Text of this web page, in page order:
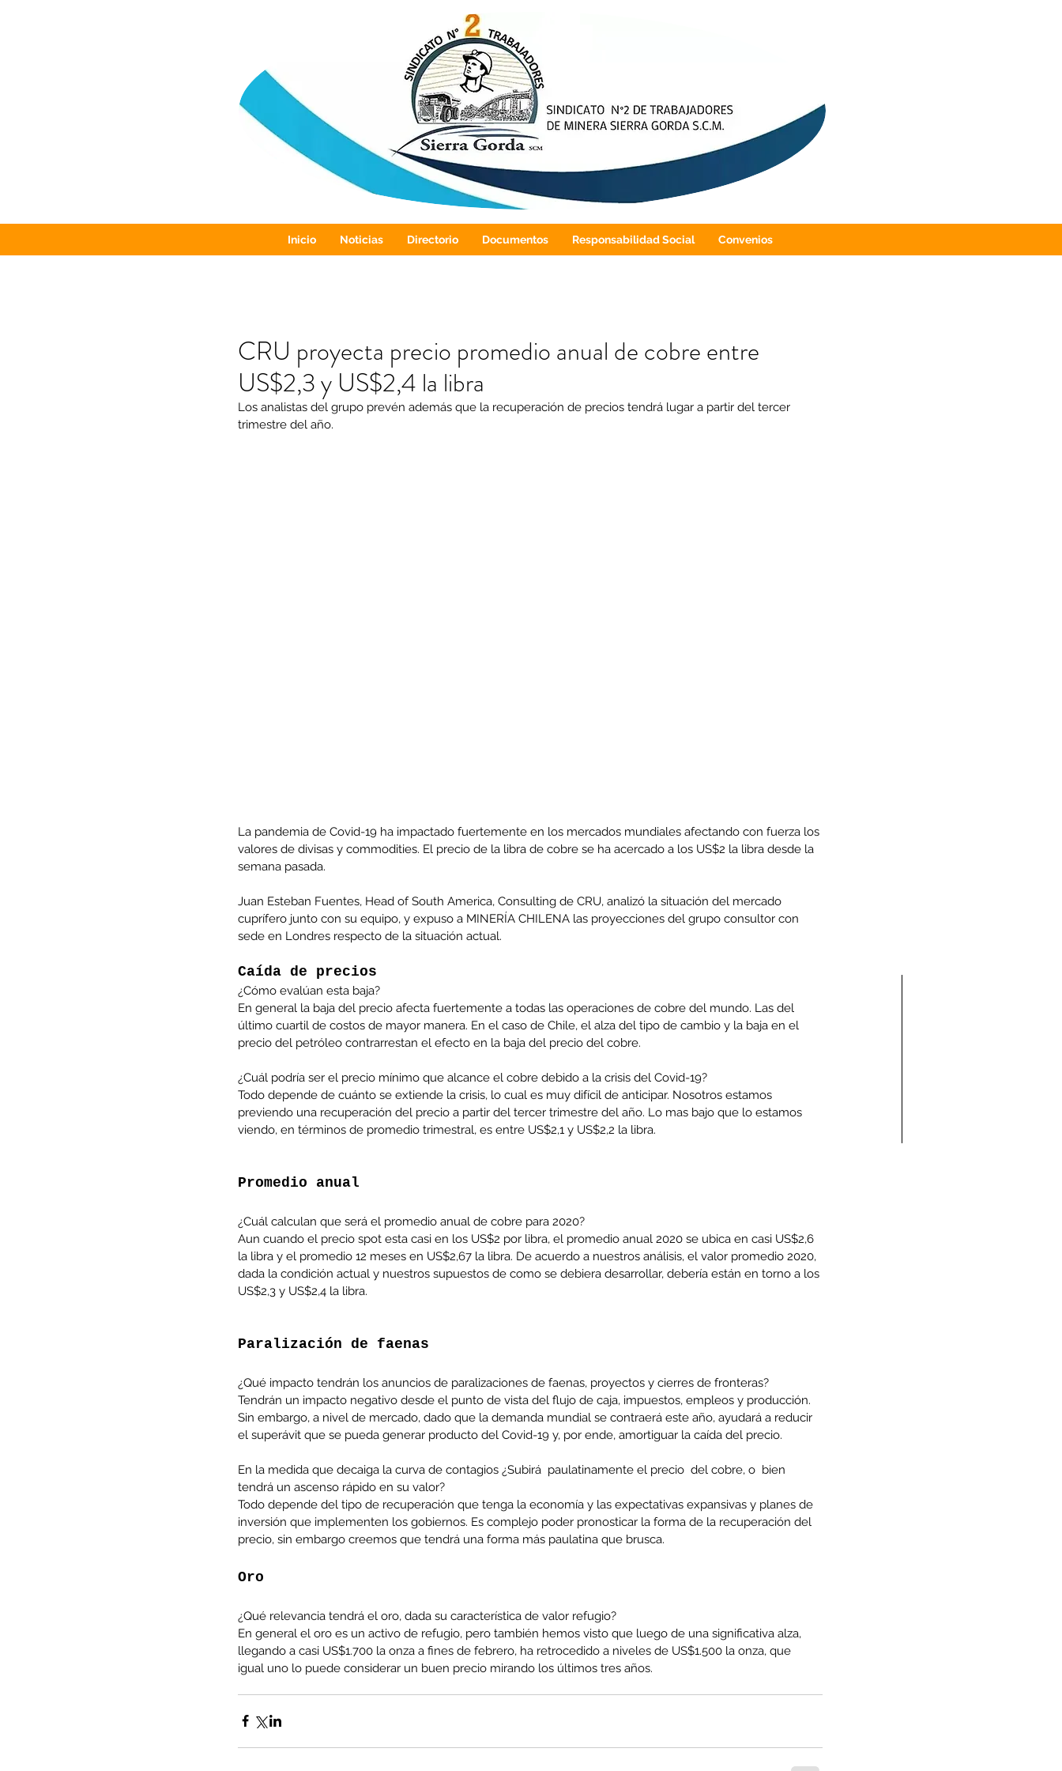
Inicio Noticias Directorio Documentos Responsabilidad Social Convenios
menor producción mientras
inversión y eficiencia
Covid-19 DESPIDOS Economico MEL MINERIA Mujer
CRU proyecta precio promedio anual de cobre entre
US$2,3 y US$2,4 la libra
Los analistas del grupo prevén además que la recuperación de precios tendrá lugar a partir del tercer
trimestre del año.
La pandemia de Covid-19 ha impactado fuertemente en los mercados mundiales afectando con fuerza los
valores de divisas y commodities. El precio de la libra de cobre se ha acercado a los US$2 la libra desde la
semana pasada.
Juan Esteban Fuentes, Head of South America, Consulting de CRU, analizó la situación del mercado
cuprífero junto con su equipo, y expuso a MINERÍA CHILENA las proyecciones del grupo consultor con
sede en Londres respecto de la situación actual.
Caída de precios
¿Cómo evalúan esta baja?
En general la baja del precio afecta fuertemente a todas las operaciones de cobre del mundo. Las del
último cuartil de costos de mayor manera. En el caso de Chile, el alza del tipo de cambio y la baja en el
precio del petróleo contrarrestan el efecto en la baja del precio del cobre.
¿Cuál podría ser el precio mínimo que alcance el cobre debido a la crisis del Covid-19?
Todo depende de cuánto se extiende la crisis, lo cual es muy difícil de anticipar. Nosotros estamos
previendo una recuperación del precio a partir del tercer trimestre del año. Lo mas bajo que lo estamos
viendo, en términos de promedio trimestral, es entre US$2,1 y US$2,2 la libra.
Promedio anual
¿Cuál calculan que será el promedio anual de cobre para 2020?
Aun cuando el precio spot esta casi en los US$2 por libra, el promedio anual 2020 se ubica en casi US$2,6
la libra y el promedio 12 meses en US$2,67 la libra. De acuerdo a nuestros análisis, el valor promedio 2020,
dada la condición actual y nuestros supuestos de como se debiera desarrollar, debería están en torno a los
US$2,3 y US$2,4 la libra.
Paralización de faenas
¿Qué impacto tendrán los anuncios de paralizaciones de faenas, proyectos y cierres de fronteras?
Tendrán un impacto negativo desde el punto de vista del flujo de caja, impuestos, empleos y producción.
Sin embargo, a nivel de mercado, dado que la demanda mundial se contraerá este año, ayudará a reducir
el superávit que se pueda generar producto del Covid-19 y, por ende, amortiguar la caída del precio.
En la medida que decaiga la curva de contagios ¿Subirá  paulatinamente el precio  del cobre, o  bien
tendrá un ascenso rápido en su valor?
Todo depende del tipo de recuperación que tenga la economía y las expectativas expansivas y planes de
inversión que implementen los gobiernos. Es complejo poder pronosticar la forma de la recuperación del
precio, sin embargo creemos que tendrá una forma más paulatina que brusca.
Oro
¿Qué relevancia tendrá el oro, dada su característica de valor refugio?
En general el oro es un activo de refugio, pero también hemos visto que luego de una significativa alza,
llegando a casi US$1.700 la onza a fines de febrero, ha retrocedido a niveles de US$1.500 la onza, que
igual uno lo puede considerar un buen precio mirando los últimos tres años.